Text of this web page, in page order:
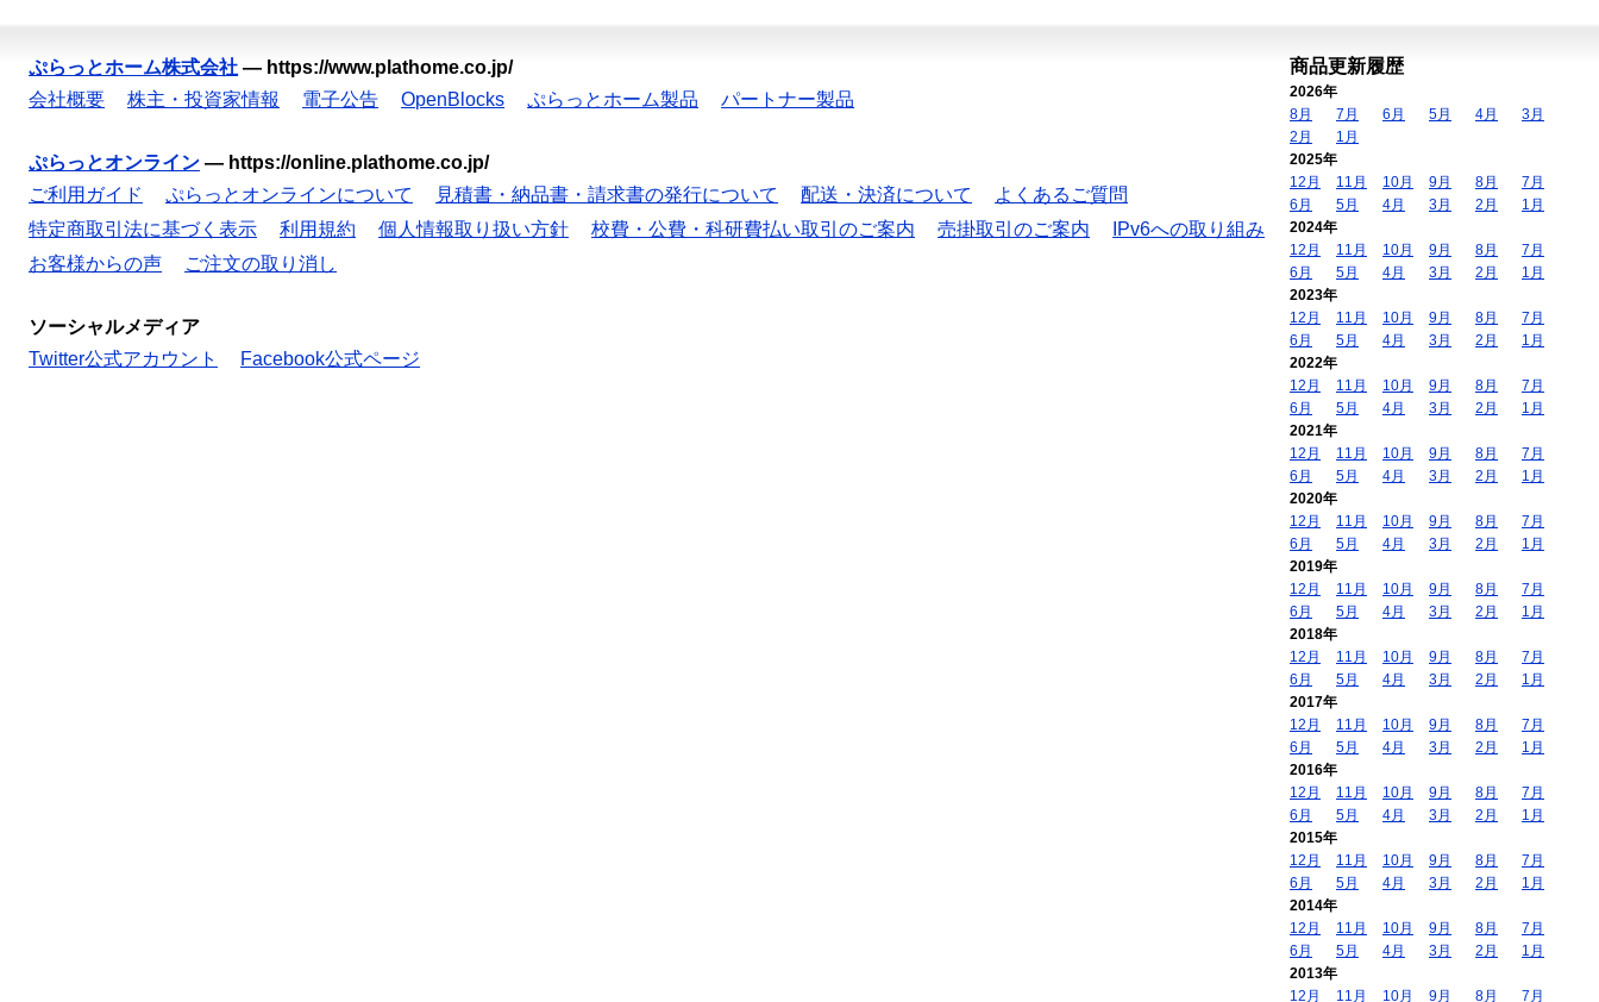
ぷらっとホーム株式会社 — https://www.plathome.co.jp/
会社概要
株主・投資家情報 電子公告 OpenBlocks ぷらっとホーム製品 パートナー製品
ぷらっとオンライン — https://online.plathome.co.jp/
ご利用ガイド
ぷらっとオンラインについて 見積書・納品書・請求書の発行について 配送・決済について
よくあるご質問
特定商取引法に基づく表示
利用規約 個人情報取り扱い方針 校費・公費・科研費払い取引のご案内 売掛取引のご案内
IPv6への取り組み
お客様からの声
ご注文の取り消し
ソーシャルメディア
Twitter公式アカウント
Facebook公式ページ
商品更新履歴
2026年
8月
7月 6月 5月 4月
3月
2月
1月
2025年
12月
11月 10月 9月 8月
7月
6月
5月 4月 3月 2月
1月
2024年
12月
11月 10月 9月 8月
7月
6月
5月 4月 3月 2月
1月
2023年
12月
11月 10月 9月 8月
7月
6月
5月 4月 3月 2月
1月
2022年
12月
11月 10月 9月 8月
7月
6月
5月 4月 3月 2月
1月
2021年
12月
11月 10月 9月 8月
7月
6月
5月 4月 3月 2月
1月
2020年
12月
11月 10月 9月 8月
7月
6月
5月 4月 3月 2月
1月
2019年
12月
11月 10月 9月 8月
7月
6月
5月 4月 3月 2月
1月
2018年
12月
11月 10月 9月 8月
7月
6月
5月 4月 3月 2月
1月
2017年
12月
11月 10月 9月 8月
7月
6月
5月 4月 3月 2月
1月
2016年
12月
11月 10月 9月 8月
7月
6月
5月 4月 3月 2月
1月
2015年
12月
11月 10月 9月 8月
7月
6月
5月 4月 3月 2月
1月
2014年
12月
11月 10月 9月 8月
7月
6月
5月 4月 3月 2月
1月
2013年
12月
11月 10月 9月 8月 7月